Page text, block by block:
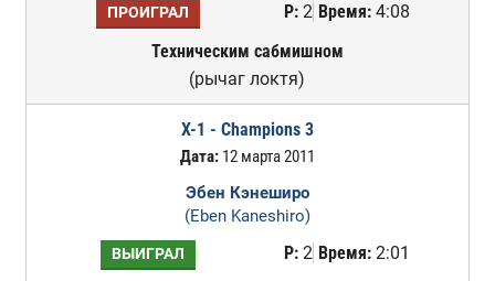
ПРОИГРАЛ Р:2 Время:4:08
Техническим сабмишном
(рычаг локтя)
X-1 - Champions 3
Дата:12 марта 2011
Эбен Кэнеширо
(Eben Kaneshiro)
ВЫИГРАЛ Р:2 Время:2:01